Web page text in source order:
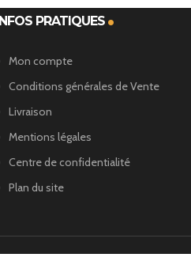
INFOS PRATIQUES
Mon compte
Conditions générales de Vente
Livraison
Mentions légales
Centre de confidentialité
Plan du site